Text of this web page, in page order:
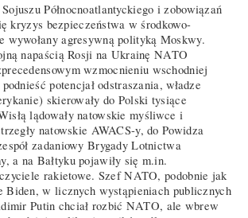
Północnoatlantyckiego i zobowiązań
kryzys bezpieczeństwa w środkowo-
wywołany agresywną polityką Moskwy.
napaścią Rosji na Ukrainę NATO
wzmocnieniu wschodniej
potencjał odstraszania, władze
skierowały do Polski tysiące
lądowały natowskie myśliwce i
natowskie AWACS-y, do Powidza
zadaniowy Brygady Lotnictwa
a na Bałtyku pojawiły się m.in.
rakietowe. Szef NATO, podobnie jak
Biden, w licznych wystąpieniach publicznych
Putin chciał rozbić NATO, ale wbrew